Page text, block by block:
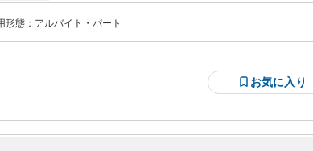
＝＝＝＝＝＝＝＝＝＝＝＝＝＝＝＝ 未経験でも安心のサポート
＝＝＝＝＝＝＝＝＝＝＝＝＝＝＝ 入社後いきなり現場をお任せすることは
流れなどを学んで頂きます。 その後、現場では先輩社員とのOJTにて
自信を持ってから実務をスタートできる環境です！ ～この求人のアピールポ
プしたい 〇学校が終わった後の時間を活用したい 〇家事の合間やスキ
務も、お気軽にご相談を♪ ■幅広い世代がのびのびと活躍中！ ー 20代～
まで、幅広い世代のスタッフが在籍。 学生さんや主婦（夫）さん、フ
復帰を目指す方 ・大学生さん、留学生の方も大歓迎です！
形態： アルバイト・パート
お気に入り